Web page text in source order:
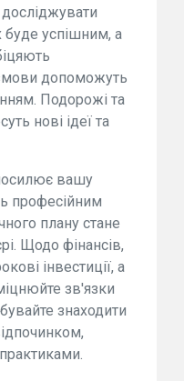
буде успішним, а
допоможуть
Подорожі та
нові ідеї та
вашу
професійним
плану стане
Щодо фінансів,
інвестиції, а
зв'язки
знаходити